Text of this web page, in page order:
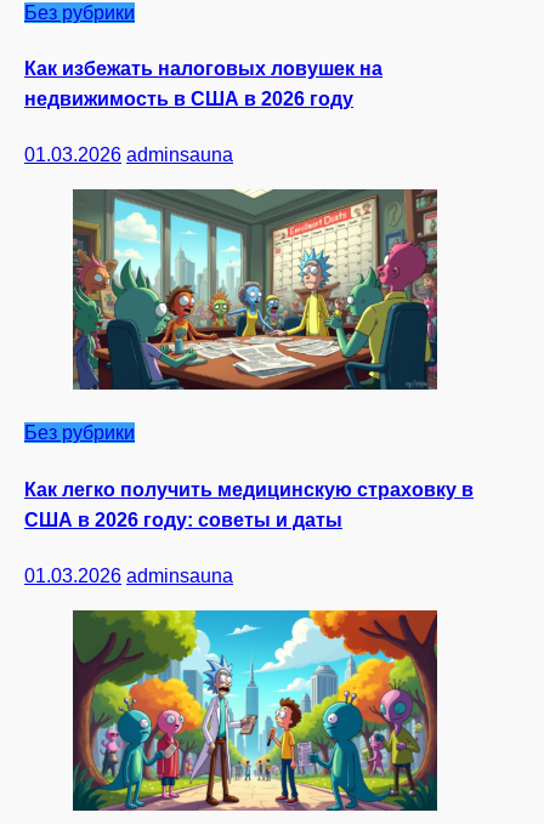
Без рубрики
Как избежать налоговых ловушек на
недвижимость в США в 2026 году
01.03.2026 adminsauna
Без рубрики
Как легко получить медицинскую страховку в
США в 2026 году: советы и даты
01.03.2026 adminsauna